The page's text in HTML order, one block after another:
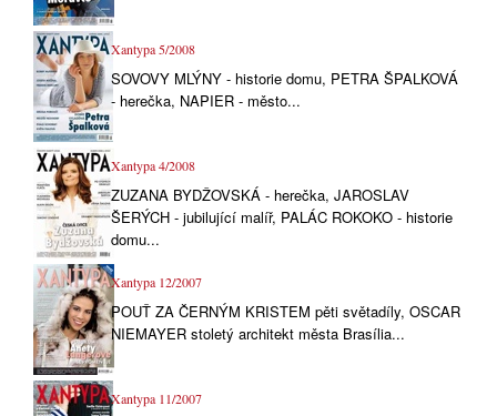
Xantypa 5/2008
SOVOVY MLÝNY - historie domu, PETRA ŠPALKOVÁ
- herečka, NAPIER - město...
Xantypa 4/2008
ZUZANA BYDŽOVSKÁ - herečka, JAROSLAV
ŠERÝCH - jubilující malíř, PALÁC ROKOKO - historie
domu...
Xantypa 12/2007
POUŤ ZA ČERNÝM KRISTEM pěti světadíly, OSCAR
NIEMAYER stoletý architekt města Brasília...
Xantypa 11/2007